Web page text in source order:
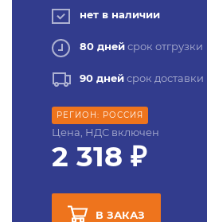
нет в наличии
80 днейсрок отгрузки
90 днейсрок
РЕГИОН: РОССИЯ
Цена, НДС включен
2 318 ₽
В ЗАКАЗ